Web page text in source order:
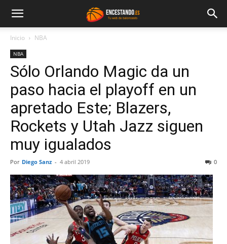
Inicio NBA
NBA
Sólo Orlando Magic da un
paso hacia el playoff en un
apretado Este; Blazers,
Rockets y Utah Jazz siguen
muy igualados
Por Diego Sanz - 4 abril 2019 0